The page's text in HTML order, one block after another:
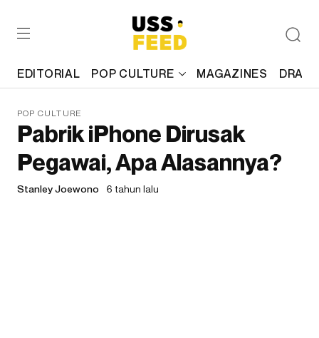
EDITORIAL POP CULTURE MAGAZINES
POP CULTURE
Pabrik iPhone Dirusak
Pegawai, Apa Alasannya?
Stanley Joewono 6 tahun lalu